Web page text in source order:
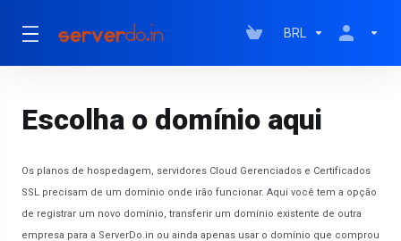
BRL
Escolha o domínio aqui
Os planos de hospedagem, servidores Cloud Gerenciados e Certificados
SSL precisam de um domínio onde irão funcionar. Aqui você tem a opção
de registrar um novo domínio, transferir um domínio existente de outra
empresa para a ServerDo.in ou ainda apenas usar o domínio que comprou